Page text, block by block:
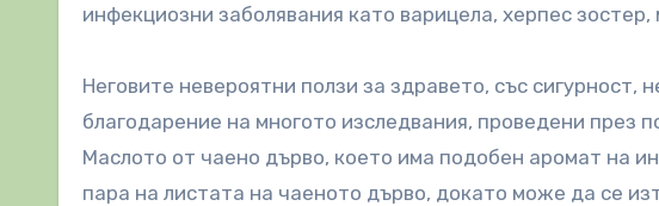
инфекциозни заболявания като варицела, херпес зостер,
Неговите невероятни ползи за здравето, със сигурност,
благодарение на многото изследвания, проведени през
Маслото от чаено дърво, което има подобен аромат на
пара на листата на чаеното дърво, докато може да се